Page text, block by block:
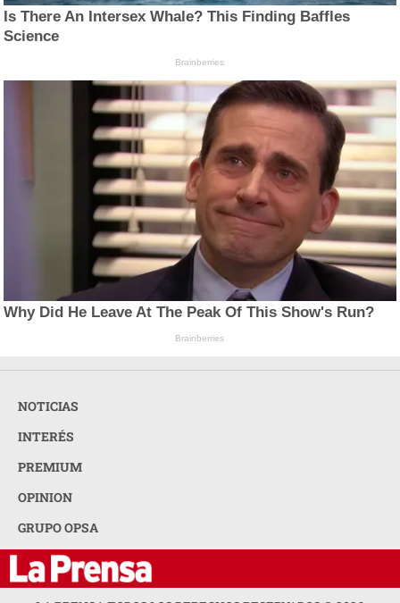
Is There An Intersex Whale? This Finding Baffles
Science
Brainberries
Why Did He Leave At The Peak Of This Show's Run?
Brainberries
NOTICIAS
INTERÉS
PREMIUM
OPINION
GRUPO OPSA